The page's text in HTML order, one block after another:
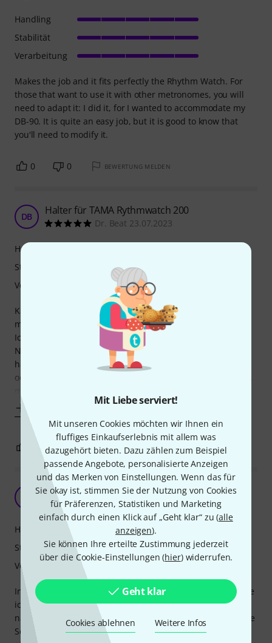
Mit Liebe serviert!
Mit unseren Cookies möchten wir Ihnen ein
fluffiges Einkaufserlebnis mit allem was
dazugehört bieten. Dazu zählen zum Beispiel
passende Angebote, personalisierte Anzeigen
und das Merken von Einstellungen. Wenn das für
Sie okay ist, stimmen Sie der Nutzung von Cookies
für Präferenzen, Statistiken und Marketing
einfach durch einen Klick auf „Geht klar“ zu (alle
anzeigen).
Sie können Ihre erteilte Zustimmung jederzeit
über die Cookie-Einstellungen (hier) widerrufen.
Geht klar
Cookies ablehnen Weitere Infos
Makes the job and it fits perfectly the Rhythm Watch. For
those that want to use it with other metronomes, you will
need to adapt it: I did it, for I wanted to accommodate my
DB-90. It is quite an easy job, but it is good to know that
you'll need to modify it.
Handling
Stabilität
Verarbeitung
0 0 BEWERTUNG MELDEN
DB Halter für TAMA Rythmwatch 200
Dr. Beat 23.07.2023
Kann man im Bundle mit bestellen und macht Sinn, wenn
man das Metronom am Schlagzeug anbringen möchte.
Ich nutze einen geraden Cowbell-Halter dafür mit dem
Nachteil, dass es eigentlich nur am HiHat-Ständer gut
hängt, weil es keine Neigung bekommt. Will man es höher
oder z.B. an einem Beckenständer anbringen ist ein Halter,
Handling
Stabilität
Verarbeitung
0 BEWERTUNG MELDEN
Macht was es soll
Lukas B 06.05.2020
In Verbindung mit z.b. dem Cowbell Holder von Tama, habe
ich mir mein Metronom an die linke Bassdrum geschraubt.
nach ein paar Proben sollte man zwar schauen ob noch alle
Schrauben fest sitzen, bisher hat sich bei mir aber nur
Handling
Stabilität
Verarbeitung